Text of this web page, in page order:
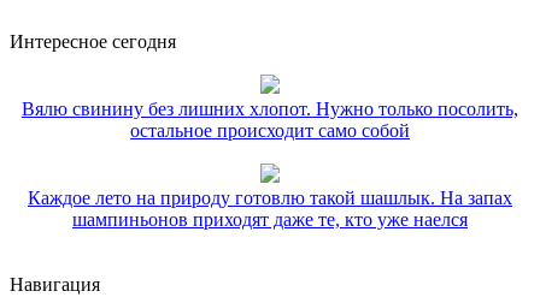
Интересное сегодня
Вялю свинину без лишних хлопот. Нужно только посолить,
остальное происходит само собой
Каждое лето на природу готовлю такой шашлык. На запах
шампиньонов приходят даже те, кто уже наелся
Навигация